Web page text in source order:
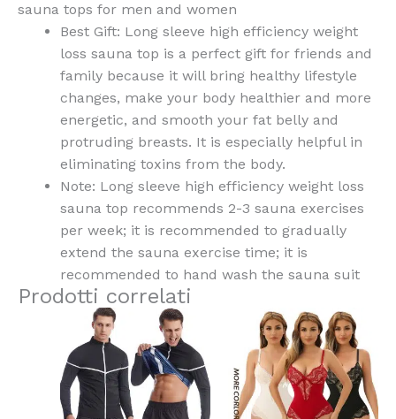
sauna tops for men and women
Best Gift: Long sleeve high efficiency weight
loss sauna top is a perfect gift for friends and
family because it will bring healthy lifestyle
changes, make your body healthier and more
energetic, and smooth your fat belly and
protruding breasts. It is especially helpful in
eliminating toxins from the body.
Note: Long sleeve high efficiency weight loss
sauna top recommends 2-3 sauna exercises
per week; it is recommended to gradually
extend the sauna exercise time; it is
recommended to hand wash the sauna suit
Prodotti correlati
Questo
prodotto
ha
più
varianti.
Questo
prodotto
ha
più
varianti.